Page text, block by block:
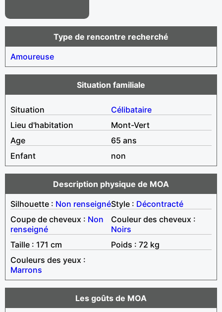
Type de rencontre recherché
Amoureuse
Situation familiale
Situation
Célibataire
Lieu d'habitation
Mont-Vert
Age
65 ans
Enfant
non
Description physique de MOA
Silhouette : Non renseignéStyle : Décontracté
Coupe de cheveux : Non
renseigné
Couleur des cheveux :
Noirs
Taille : 171 cm
Poids : 72 kg
Couleurs des yeux :
Marrons
Les goûts de MOA